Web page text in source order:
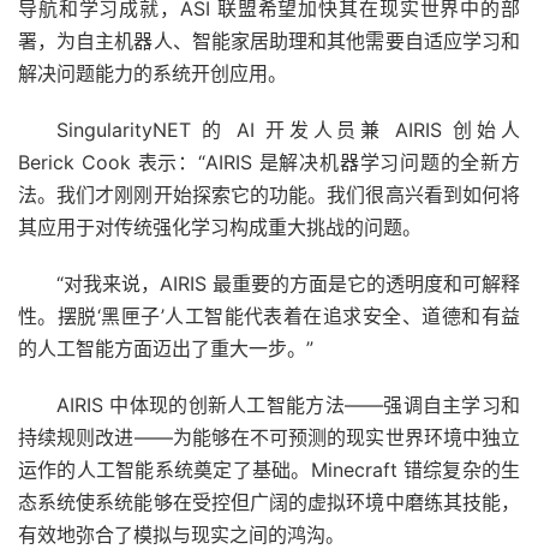
导航和学习成就，ASI 联盟希望加快其在现实世界中的部
署，为自主机器人、智能家居助理和其他需要自适应学习和
解决问题能力的系统开创应用。
SingularityNET 的 AI 开发人员兼 AIRIS 创始人
Berick Cook 表示：“AIRIS 是解决机器学习问题的全新方
法。我们才刚刚开始探索它的功能。我们很高兴看到如何将
其应用于对传统强化学习构成重大挑战的问题。
“对我来说，AIRIS 最重要的方面是它的透明度和可解释
性。摆脱‘黑匣子’人工智能代表着在追求安全、道德和有益
的人工智能方面迈出了重大一步。”
AIRIS 中体现的创新人工智能方法——强调自主学习和
持续规则改进——为能够在不可预测的现实世界环境中独立
运作的人工智能系统奠定了基础。Minecraft 错综复杂的生
态系统使系统能够在受控但广阔的虚拟环境中磨练其技能，
有效地弥合了模拟与现实之间的鸿沟。